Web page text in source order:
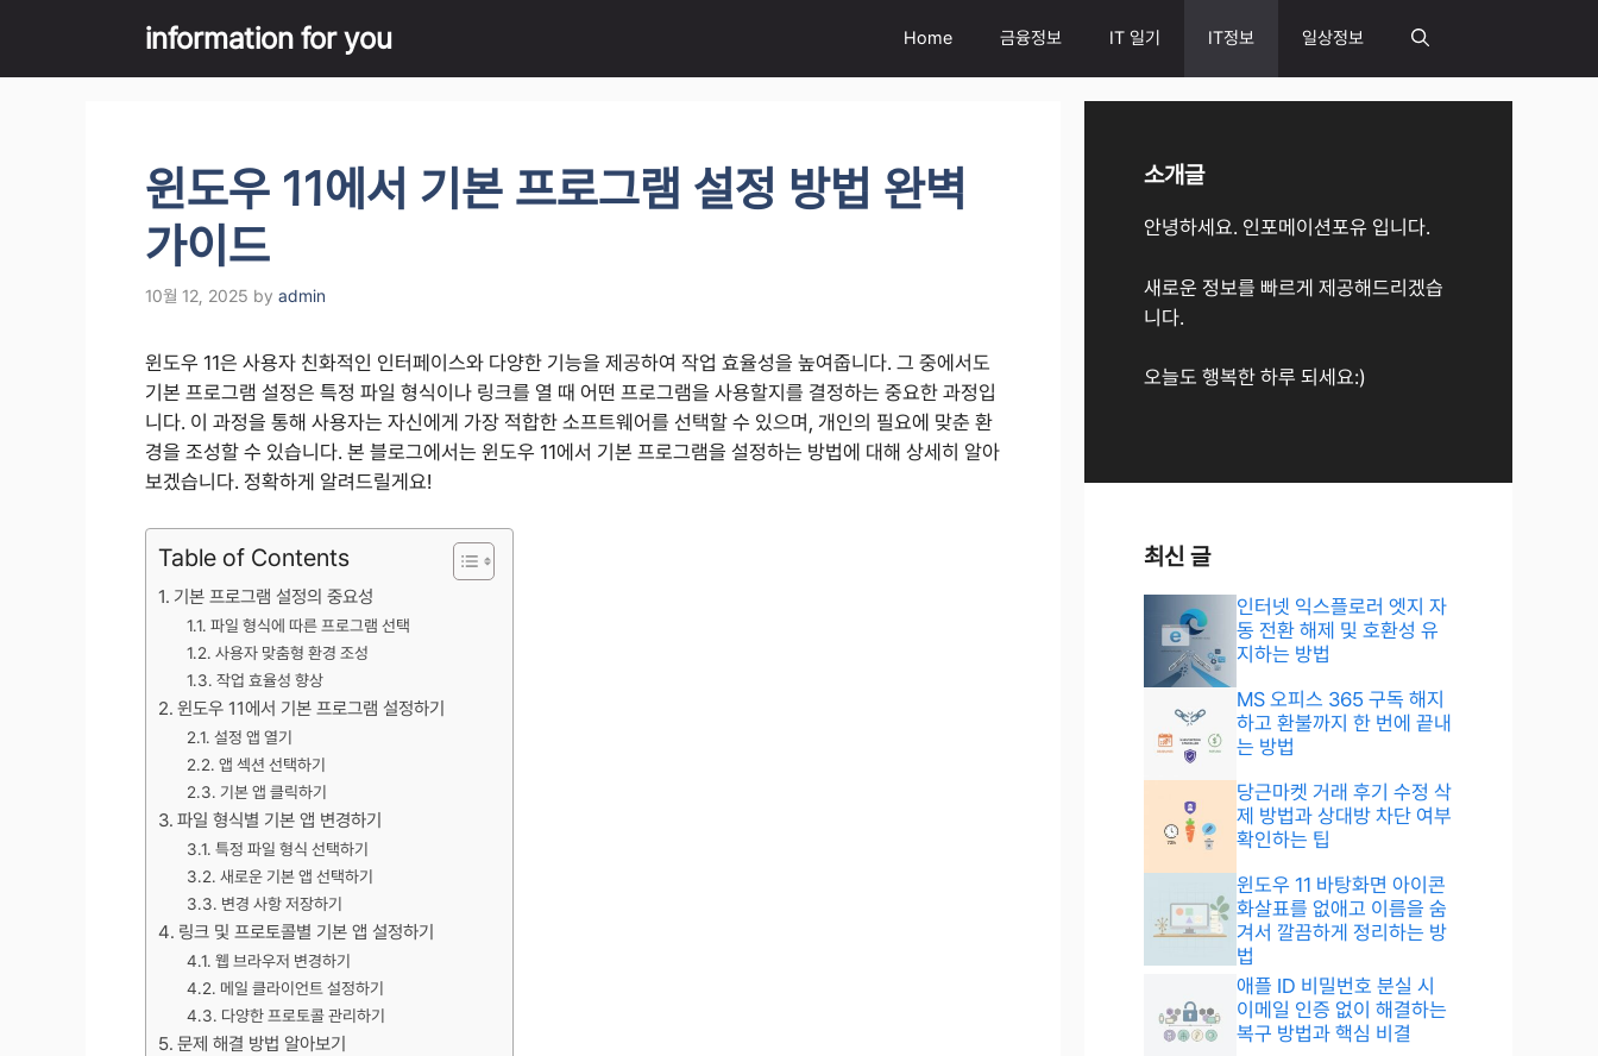
content
information for you Home 금융정보 IT 일기 IT정보 일상정보
윈도우 11에서 기본 프로그램 설정 방법 완벽
가이드
10월 12, 2025 by admin
윈도우 11은 사용자 친화적인 인터페이스와 다양한 기능을 제공하여 작업 효율성을 높여줍니다. 그 중에서도
기본 프로그램 설정은 특정 파일 형식이나 링크를 열 때 어떤 프로그램을 사용할지를 결정하는 중요한 과정입
니다. 이 과정을 통해 사용자는 자신에게 가장 적합한 소프트웨어를 선택할 수 있으며, 개인의 필요에 맞춘 환
경을 조성할 수 있습니다. 본 블로그에서는 윈도우 11에서 기본 프로그램을 설정하는 방법에 대해 상세히 알아
보겠습니다. 정확하게 알려드릴게요!
Table of Contents
기본 프로그램 설정의 중요성
파일 형식에 따른 프로그램 선택
사용자 맞춤형 환경 조성
작업 효율성 향상
윈도우 11에서 기본 프로그램 설정하기
설정 앱 열기
앱 섹션 선택하기
기본 앱 클릭하기
파일 형식별 기본 앱 변경하기
특정 파일 형식 선택하기
새로운 기본 앱 선택하기
변경 사항 저장하기
링크 및 프로토콜별 기본 앱 설정하기
웹 브라우저 변경하기
메일 클라이언트 설정하기
다양한 프로토콜 관리하기
문제 해결 방법 알아보기
소개글
안녕하세요. 인포메이션포유 입니다.
새로운 정보를 빠르게 제공해드리겠습
니다.
오늘도 행복한 하루 되세요:)
최신 글
인터넷 익스플로러 엣지 자
동 전환 해제 및 호환성 유
지하는 방법
MS 오피스 365 구독 해지
하고 환불까지 한 번에 끝내
는 방법
당근마켓 거래 후기 수정 삭
제 방법과 상대방 차단 여부
확인하는 팁
윈도우 11 바탕화면 아이콘
화살표를 없애고 이름을 숨
겨서 깔끔하게 정리하는 방
법
애플 ID 비밀번호 분실 시
이메일 인증 없이 해결하는
복구 방법과 핵심 비결